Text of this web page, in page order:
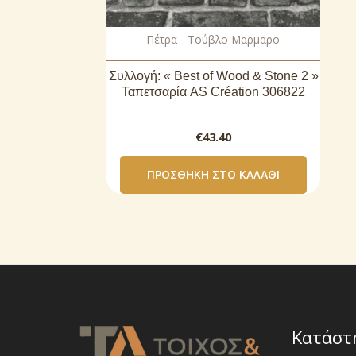
Πέτρα - Τούβλο-Μαρμαρο
Συλλογή: « Best of Wood & Stone 2 »
Ταπετσαρία AS Création 306822
€43.40
ΠΡΟΣΘΉΚΗ ΣΤΟ ΚΑΛΆΘΙ